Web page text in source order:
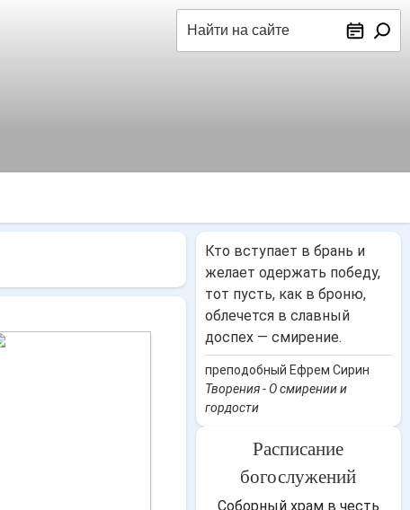
Кто вступает в брань и
желает одержать победу,
тот пусть, как в броню,
облечется в славный
доспех — смирение.
преподобный Ефрем Сирин
Творения - О смирении и
гордости
Расписание
богослужений
Соборный храм в честь